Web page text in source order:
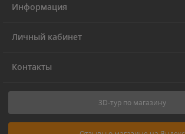
Информация
Личный кабинет
Контакты
3D-тур по магазину